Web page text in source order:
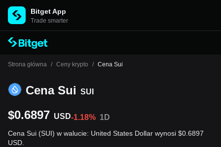
Bitget App
Trade smarter
Strona główna / Ceny krypto / Cena Sui
Cena Sui SUI
$0.6897 USD-1.18% 1D
Cena Sui (SUI) w walucie: United States Dollar wynosi $0.6897
USD.